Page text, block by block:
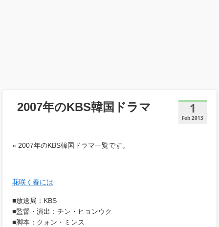
1
Feb 2013
2007年のKBS韓国ドラマ
» 2007年のKBS韓国ドラマ一覧です。
花咲く春には
■放送局：KBS
■監督・演出：チン・ヒョンウク
■脚本：クォン・ミンス